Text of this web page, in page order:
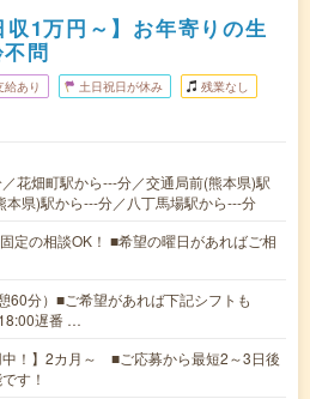
収1万円～】お年寄りの生
問
給あり 土日祝日が休み 残業なし
花畑町駅から---分／交通局前(熊本県)駅
本県)駅から---分／八丁馬場駅から---分
定の相談OK！ ■希望の曜日があればご相
60分）■ご希望があれば下記シフトも
遅番 …
中！】2カ月～ ■ご応募から最短2～3日後
す！